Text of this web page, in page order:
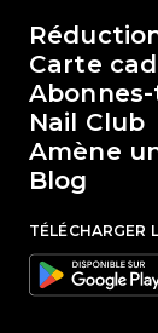
Le
Carte
Nail Club
Amène
Blog
TÉLÉCHARGER
Google